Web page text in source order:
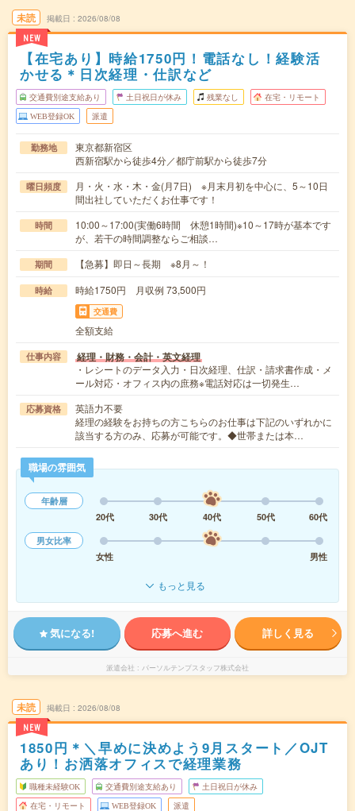
未読
NEW
掲載日 2026/08/08
【在宅あり】時給1750円！電話なし！経験活
かせる＊日次経理・仕訳など
交通費別途支給あり 土日祝日が休み 残業なし 在宅・リモート
WEB登録OK 派遣
勤務地
東京都新宿区
西新宿駅から徒歩4分／都庁前駅から徒歩7分
曜日頻度
月・火・水・木・金(月7日) ※月末月初を中心に、5～10日
間出社していただくお仕事です！
時間
10:00～17:00(実働6時間 休憩1時間)※10～17時が基本です
が、若干の時間調整ならご相談…
期間 【急募】即日～長期 ※8月～！
時給 時給1750円 月収例 73,500円
交通費
全額支給
仕事内容 経理・財務・会計・英文経理
・レシートのデータ入力・日次経理、仕訳・請求書作成・メ
ール対応・オフィス内の庶務※電話対応は一切発生…
応募資格
英語力不要
経理の経験をお持ちの方こちらのお仕事は下記のいずれかに
該当する方のみ、応募が可能です。◆世帯または本…
職場の雰囲気
年齢層
20代
30代 40代 50代
60代
男女比率
女性
男性
もっと見る
気になる! 応募へ進む 詳しく見る
派遣会社 パーソルテンプスタッフ株式会社
未読
NEW
掲載日 2026/08/08
1850円＊＼早めに決めよう9月スタート／OJT
あり！お洒落オフィスで経理業務
職種未経験OK 交通費別途支給あり 土日祝日が休み
在宅・リモート WEB登録OK 派遣